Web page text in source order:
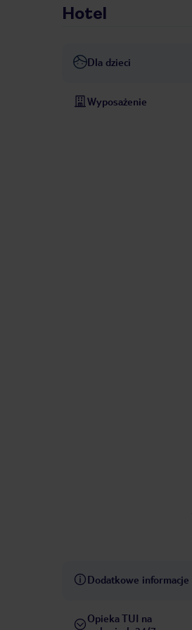
Hotel
Dla dzieci
Wyposażenie
Dodatkowe informacje
Opieka TUI na